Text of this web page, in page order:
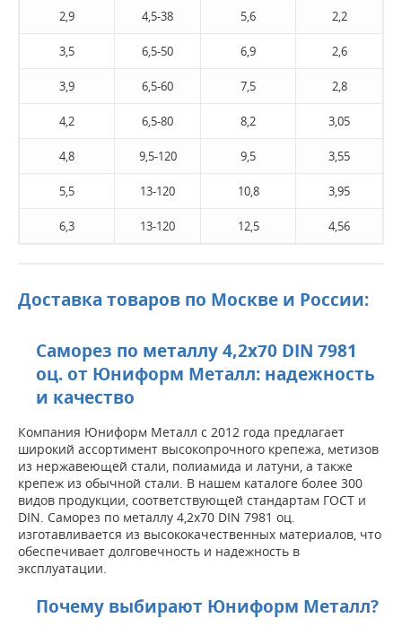
2,9 4,5-38 5,6 2,2
3,5 6,5-50 6,9 2,6
3,9 6,5-60 7,5 2,8
4,2 6,5-80 8,2 3,05
4,8 9,5-120 9,5 3,55
5,5 13-120 10,8 3,95
6,3 13-120 12,5 4,56
Доставка товаров по Москве и России:
Саморез по металлу 4,2х70 DIN 7981
оц. от Юниформ Металл: надежность
и качество
Компания Юниформ Металл с 2012 года предлагает
широкий ассортимент высокопрочного крепежа, метизов
из нержавеющей стали, полиамида и латуни, а также
крепеж из обычной стали. В нашем каталоге более 300
видов продукции, соответствующей стандартам ГОСТ и
DIN. Саморез по металлу 4,2х70 DIN 7981 оц.
изготавливается из высококачественных материалов, что
обеспечивает долговечность и надежность в
эксплуатации.
Почему выбирают Юниформ Металл?